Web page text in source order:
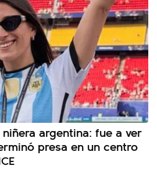
argentina: fue a ver
presa en un centro